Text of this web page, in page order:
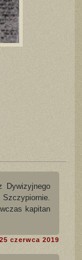
Dywizyjnego
kapitan
czerwca 2019